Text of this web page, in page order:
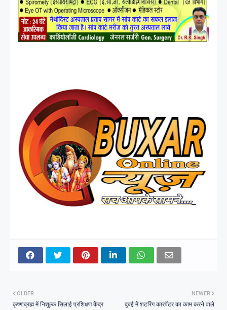
NEWER
दुबई में शटरिंग कारपेंटर का काम करने वाले
OLDER
कृष्णाब्रह्म में निशुल्क सिलाई प्रशिक्षण केंद्र